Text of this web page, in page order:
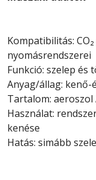
Kompatibilitás:
nyomásrendszerei
Funkció: szelep és
Anyag/állag: kenő-
Tartalom:
Használat:
kenése
Hatás: simább